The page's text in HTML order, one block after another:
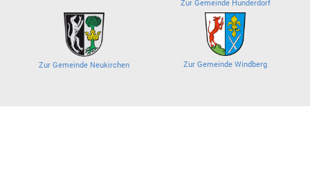
Zur Gemeinde Hunderdorf
Zur Gemeinde Neukirchen Zur Gemeinde Windberg